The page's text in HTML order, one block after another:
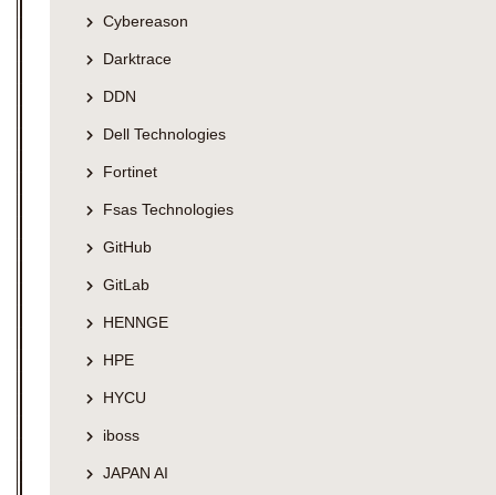
Cybereason
Darktrace
DDN
Dell Technologies
Fortinet
Fsas Technologies
GitHub
GitLab
HENNGE
HPE
HYCU
iboss
JAPAN AI